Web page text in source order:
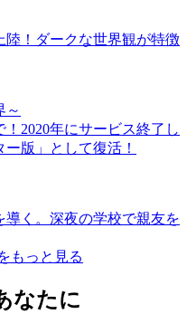
！ダークな世界観が特徴
～
2020年にサービス終了し
版」として復活！
く。深夜の学校で親友を
もっと見る
なたに